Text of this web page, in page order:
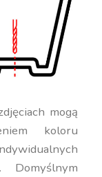
mogą
koloru
Domyślnym